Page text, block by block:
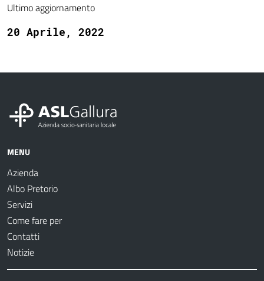
Ultimo aggiornamento
20 Aprile, 2022
MENU
Azienda
Albo Pretorio
Servizi
Come fare per
Contatti
Notizie